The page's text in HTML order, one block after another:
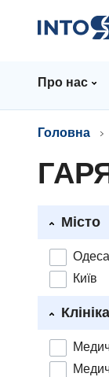
Про нас
Головна
Місто
Одеса
Київ
Клініка